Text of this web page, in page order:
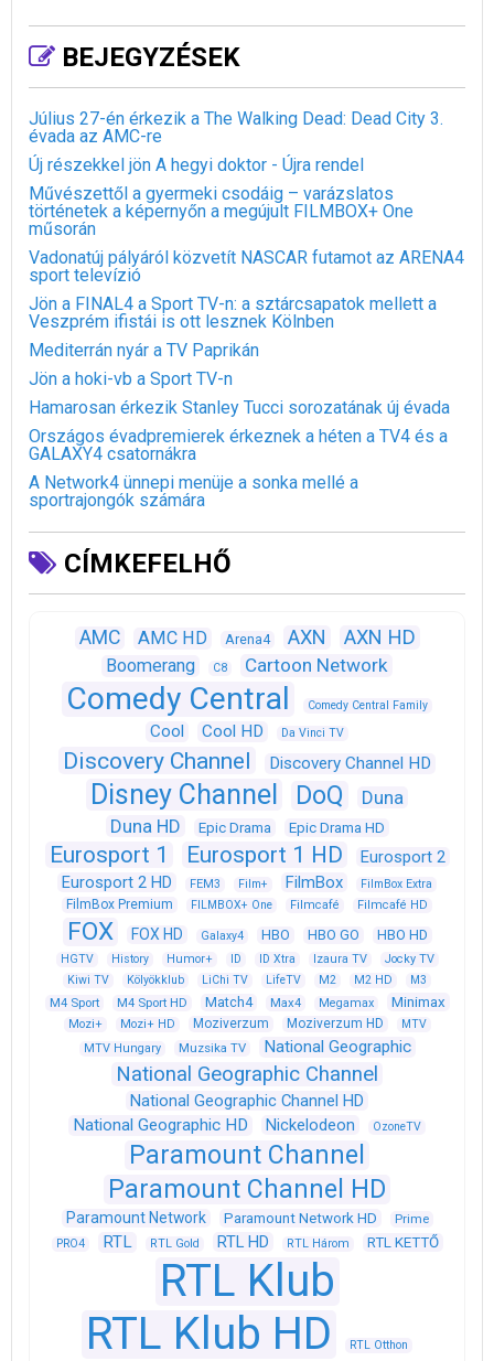
BEJEGYZÉSEK
Július 27-én érkezik a The Walking Dead: Dead City 3.
évada az AMC-re
Új részekkel jön A hegyi doktor - Újra rendel
Művészettől a gyermeki csodáig – varázslatos
történetek a képernyőn a megújult FILMBOX+ One
műsorán
Vadonatúj pályáról közvetít NASCAR futamot az ARENA4
sport televízió
Jön a FINAL4 a Sport TV-n: a sztárcsapatok mellett a
Veszprém ifistái is ott lesznek Kölnben
Mediterrán nyár a TV Paprikán
Jön a hoki-vb a Sport TV-n
Hamarosan érkezik Stanley Tucci sorozatának új évada
Országos évadpremierek érkeznek a héten a TV4 és a
GALAXY4 csatornákra
A Network4 ünnepi menüje a sonka mellé a
sportrajongók számára
CÍMKEFELHŐ
AMC AMC HD Arena4 AXN AXN HD
Boomerang C8 Cartoon Network
Comedy Central Comedy Central Family
Cool Cool HD Da Vinci TV
Discovery Channel Discovery Channel HD
Disney Channel DoQ
Duna
Duna HD
Epic Drama Epic Drama HD
Eurosport 1 Eurosport 1 HD
Eurosport 2
Eurosport 2 HD
FEM3 Film+ FilmBox FilmBox Extra
FilmBox Premium FILMBOX+ One Filmcafé Filmcafé HD
FOX FOX HD Galaxy4 HBO HBO GO HBO HD
HGTV History Humor+ ID ID Xtra Izaura TV
Jocky TV
Kiwi TV
Kölyökklub LiChi TV LifeTV M2 M2 HD M3
M4 Sport M4 Sport HD Match4 Max4 Megamax Minimax
Mozi+ Mozi+ HD Moziverzum Moziverzum HD
MTV
MTV Hungary
Muzsika TV National Geographic
National Geographic Channel
National Geographic Channel HD
National Geographic HD
Nickelodeon OzoneTV
Paramount Channel
Paramount Channel HD
Paramount Network Paramount Network HD Prime
PRO4 RTL RTL Gold RTL HD RTL Három RTL KETTŐ
RTL Klub
RTL Klub HD
RTL Otthon